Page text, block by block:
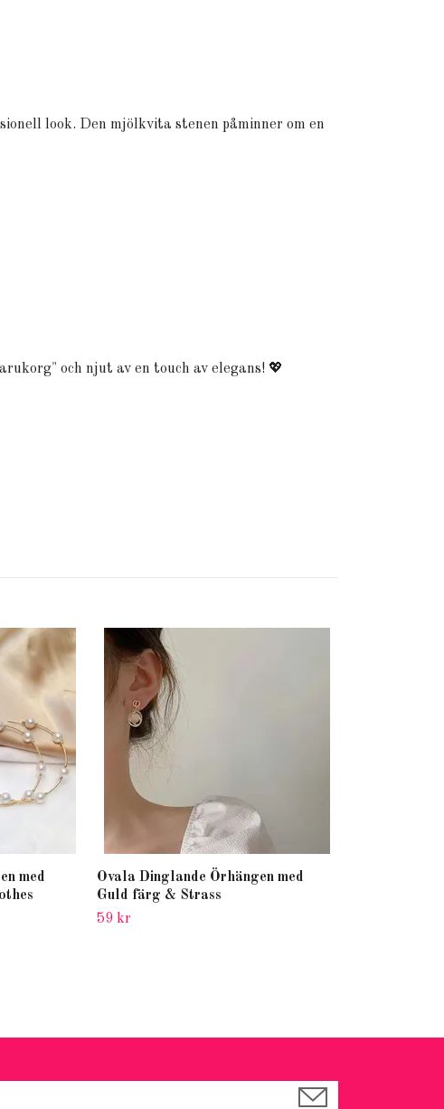
look. Den mjölkvita stenen påminner om en
och njut av en touch av elegans! 💖
med
Ovala Dinglande Örhängen med
Guld färg & Strass
59 kr